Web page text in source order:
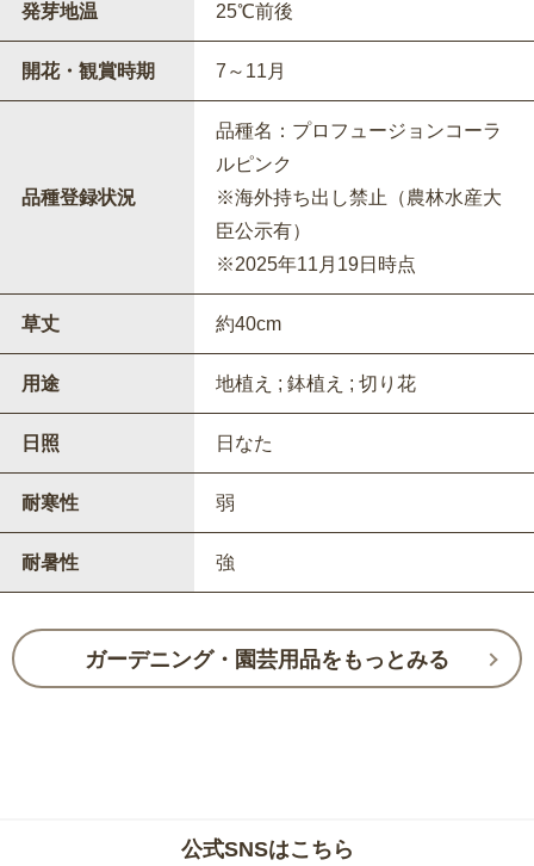
発芽地温 25℃前後
開花・観賞時期 7～11月
品種登録状況
品種名：プロフュージョンコーラ
ルピンク
※海外持ち出し禁止（農林水産大
臣公示有）
※2025年11月19日時点
草丈 約40cm
用途 地植え ; 鉢植え ; 切り花
日照 日なた
耐寒性 弱
耐暑性 強
ガーデニング・園芸用品をもっとみる
公式SNSはこちら